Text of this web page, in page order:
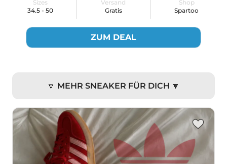
Sizes
34.5 - 50
Versand
Gratis
Shop
Spartoo
ZUM DEAL
🔽 MEHR SNEAKER FÜR DICH 🔽